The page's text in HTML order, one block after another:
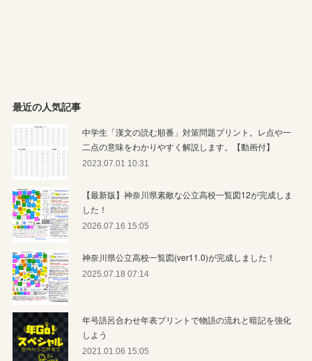
最近の人気記事
中学生「漢文の読む順番」対策問題プリント。レ点や一
二点の意味をわかりやすく解説します。【動画付】
2023.07.01 10:31
【最新版】神奈川県素敵な公立高校一覧図12が完成しま
した！
2026.07.16 15:05
神奈川県公立高校一覧図(ver11.0)が完成しました！
2025.07.18 07:14
年号語呂合わせ年表プリントで物語の流れと暗記を強化
しよう
2021.01.06 15:05